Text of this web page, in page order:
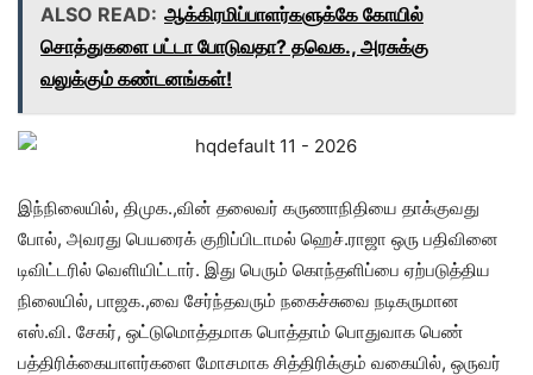
ALSO READ: ஆக்கிரமிப்பாளர்களுக்கே கோயில்
சொத்துகளை பட்டா போடுவதா? தவெக., அரசுக்கு
வலுக்கும் கண்டனங்கள்!
இந்நிலையில், திமுக.,வின் தலைவர் கருணாநிதியை தாக்குவது
போல், அவரது பெயரைக் குறிப்பிடாமல் ஹெச்.ராஜா ஒரு பதிவினை
டிவிட்டரில் வெளியிட்டார். இது பெரும் கொந்தளிப்பை ஏற்படுத்திய
நிலையில், பாஜக.,வை சேர்ந்தவரும் நகைச்சுவை நடிகருமான
எஸ்.வி. சேகர், ஒட்டுமொத்தமாக பொத்தாம் பொதுவாக பெண்
பத்திரிக்கையாளர்களை மோசமாக சித்திரிக்கும் வகையில், ஒருவர்